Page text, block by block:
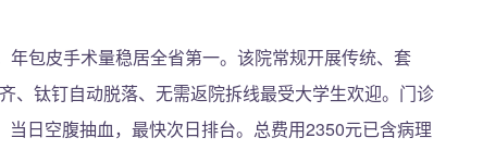
包皮手术量稳居全省第一。该院常规开展传统、套
、钛钉自动脱落、无需返院拆线最受大学生欢迎。门诊
日空腹抽血，最快次日排台。总费用2350元已含病理